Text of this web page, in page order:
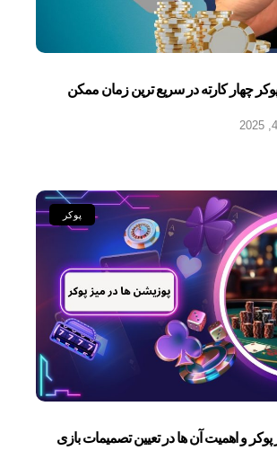
چهار کارته در سریع ترین زمان ممکن
پوکر
و اهمیت آن‌ ها در تعیین تصمیمات بازی